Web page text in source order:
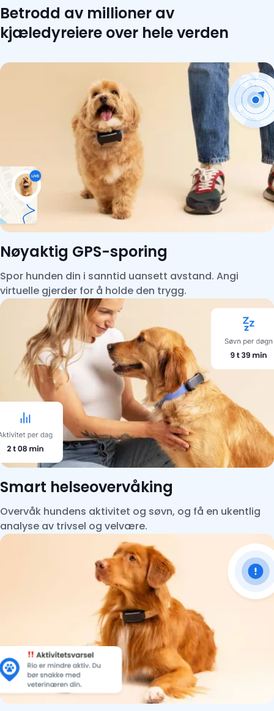
Betrodd av millioner av
kjæledyreiere over hele verden
Nøyaktig GPS-sporing
Spor hunden din i sanntid uansett avstand. Angi
virtuelle gjerder for å holde den trygg.
Smart helseovervåking
Overvåk hundens aktivitet og søvn, og få en ukentlig
analyse av trivsel og velvære.